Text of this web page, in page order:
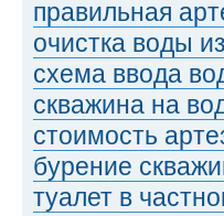
правильная
очистка воды
схема ввода
скважина на
стоимость
бурение
туалет в